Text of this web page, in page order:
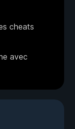
cheats
avec